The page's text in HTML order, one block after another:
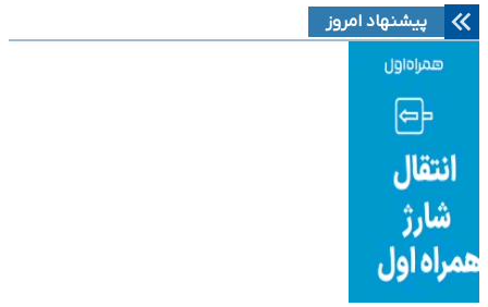
پیشنهاد امروز